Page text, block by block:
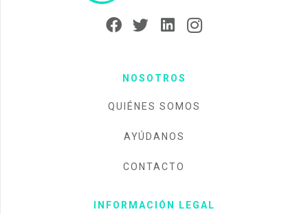
NOSOTROS
QUIÉNES SOMOS
AYÚDANOS
CONTACTO
INFORMACIÓN LEGAL